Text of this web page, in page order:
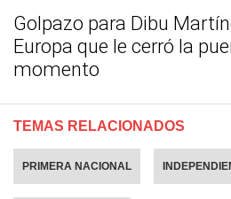
Golpazo para Dibu
Europa que le cerró la
momento
TEMAS RELACIONADOS
PRIMERA NACIONAL